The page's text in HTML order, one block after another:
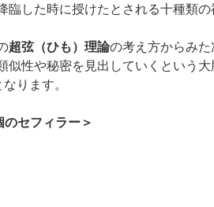
臨した時に授けたとされる十種類
超弦（ひも）理論の考え方からみ
似性や秘密を見出していくという
ります。
セフィラー＞